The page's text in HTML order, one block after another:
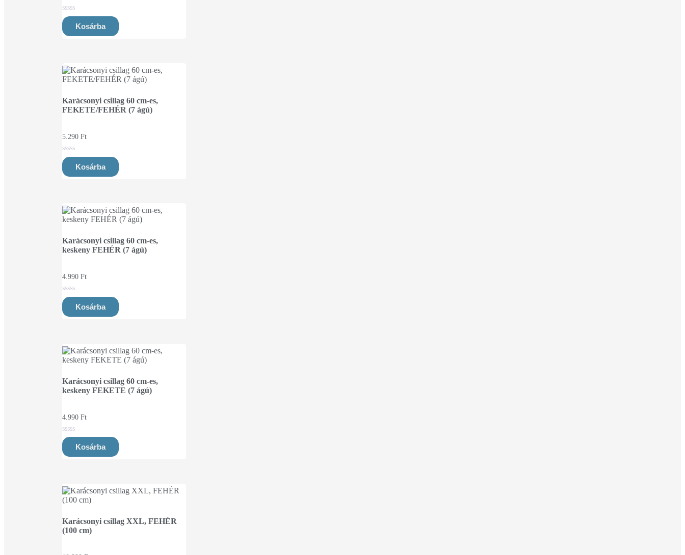
0
out
of
Kosárba
Karácsonyi csillag 60 cm-es,
FEKETE/FEHÉR (7 ágú)
5.290 Ft
0
out
of
5
Kosárba
Karácsonyi csillag 60 cm-es,
keskeny FEHÉR (7 ágú)
4.990 Ft
0
out
of
Kosárba
Karácsonyi csillag 60 cm-es,
keskeny FEKETE (7 ágú)
4.990 Ft
0
out
of
Kosárba
Karácsonyi csillag XXL, FEHÉR
(100 cm)